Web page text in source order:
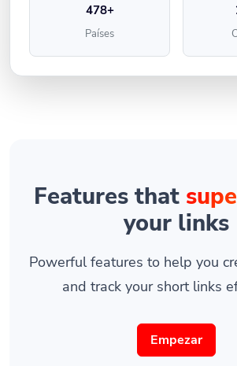
478+
Países
Features that
your links
Powerful features to help you
and track your short links
Empezar